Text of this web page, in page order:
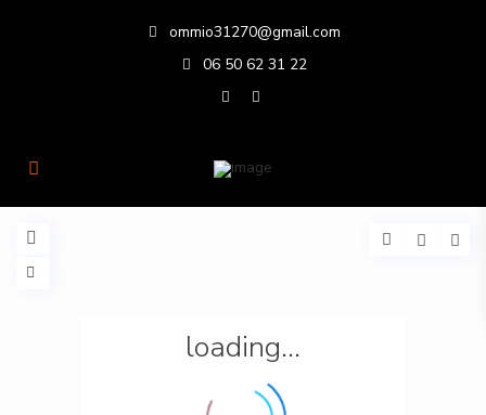
ommio31270@gmail.com
06 50 62 31 22
loading...